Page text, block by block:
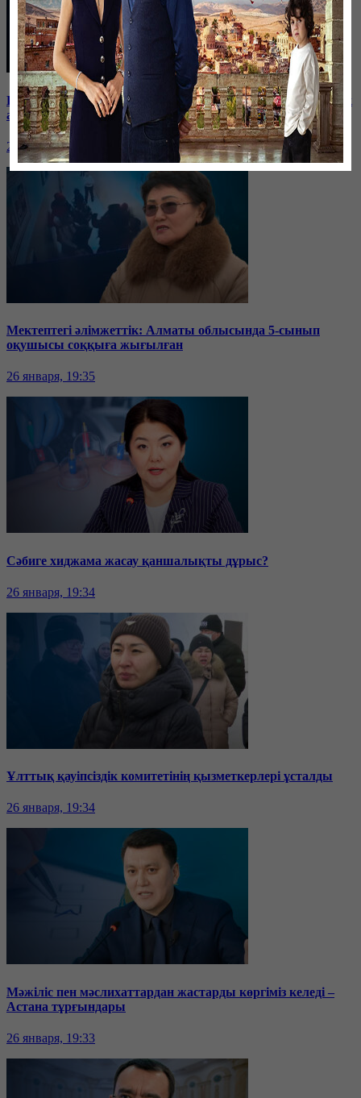
Баспанасын ала алмай жүрген бір топ шымкенттік әкімдік
алдына түнеуге келді
26 января, 19:35
Мектептегі әлімжеттік: Алматы облысында 5-сынып
оқушысы соққыға жығылған
26 января, 19:35
Сәбиге хиджама жасау қаншалықты дұрыс?
26 января, 19:34
Ұлттық қауіпсіздік комитетінің қызметкерлері ұсталды
26 января, 19:34
Мәжіліс пен мәслихаттардан жастарды көргіміз келеді –
Астана тұрғындары
26 января, 19:33